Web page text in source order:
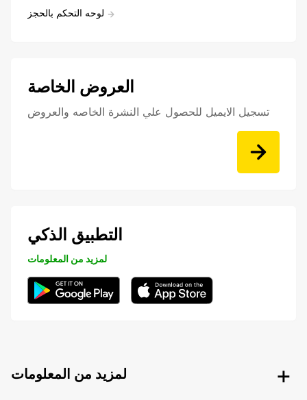
لوحه التحكم بالحجز
العروض الخاصة
تسجيل الايميل للحصول علي النشرة الخاصه والعروض
التطبيق الذكي
لمزيد من المعلومات
لمزيد من المعلومات